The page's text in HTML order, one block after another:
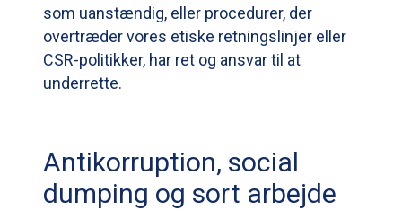
som uanstændig, eller procedurer, der
overtræder vores etiske retningslinjer eller
CSR-politikker, har ret og ansvar til at
underrette.
Antikorruption, social
dumping og sort arbejde